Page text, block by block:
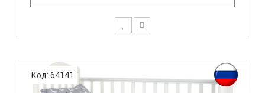
родитель подходит очень основательно. Ведь
ребенок большую часть времени проводит в
кровати. И натуральность тканей, нежный и
Код: 64141